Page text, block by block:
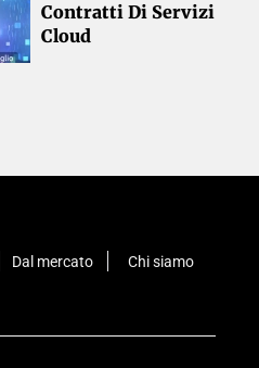
Contratti Di Servizi
Cloud
Dal mercato Chi siamo